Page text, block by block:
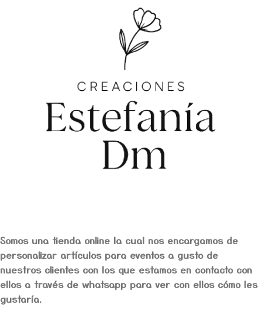
Somos una tienda online la cual nos encargamos de
personalizar artículos para eventos a gusto de
nuestros clientes con los que estamos en contacto con
ellos a través de whatsapp para ver con ellos cómo les
gustaría.